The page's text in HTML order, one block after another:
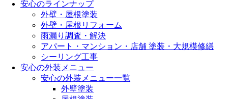
安心のラインナップ
外壁・屋根塗装
外壁・屋根リフォーム
雨漏り調査・解決
アパート・マンション・店舗 塗装・大規模修繕
シーリング工事
安心の外装メニュー
安心の外装メニュー一覧
外壁塗装